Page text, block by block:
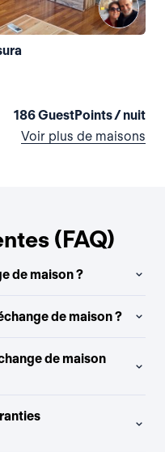
186 GuestPoints / nuit
Voir plus de maisons
(FAQ)
de maison ?
de maison ?
de maison